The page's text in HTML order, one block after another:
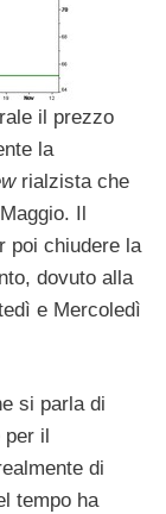
il prezzo
la
rialzista che
Il
poi chiudere la
dovuto alla
e Mercoledì
si parla di
il
di
tempo ha